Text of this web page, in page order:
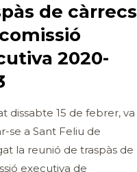
de càrrecs
2020-
dissabte 15 de febrer, va
se a Sant Feliu de
la reunió de traspàs de
executiva de